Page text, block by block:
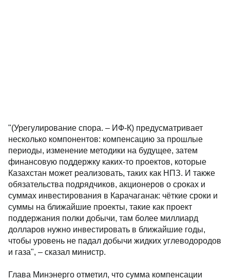
"(Урегулирование спора. – ИФ-К) предусматривает
несколько компонентов: компенсацию за прошлые
периоды, изменение методики на будущее, затем
финансовую поддержку каких-то проектов, которые
Казахстан может реализовать, таких как НПЗ. И также
обязательства подрядчиков, акционеров о сроках и
суммах инвестирования в Карачаганак: чёткие сроки и
суммы на ближайшие проекты, такие как проект
поддержания полки добычи, там более миллиард
долларов нужно инвестировать в ближайшие годы,
чтобы уровень не падал добычи жидких углеводородов
и газа", – сказал министр.
Глава Минэнерго отметил, что сумма компенсации